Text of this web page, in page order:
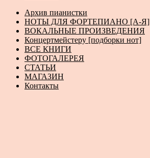
Архив пианистки
НОТЫ ДЛЯ ФОРТЕПИАНО [А-Я]
ВОКАЛЬНЫЕ ПРОИЗВЕДЕНИЯ
Концертмейстеру [подборки нот]
ВСЕ КНИГИ
ФОТОГАЛЕРЕЯ
СТАТЬИ
МАГАЗИН
Контакты